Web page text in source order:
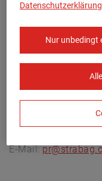
E-Mail:
Datenschutzerklärung
Nur unbedingt